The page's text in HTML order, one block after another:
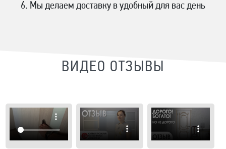
Мы делаем доставку в удобный для вас день
ВИДЕО ОТЗЫВЫ